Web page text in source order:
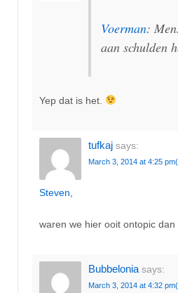
Voerman:
aan schulden
Yep dat is het.
tufkaj says:
March 3, 2014 at 4:25 pm
Steven,
waren we hier ooit ontopic dan
Bubbelonia says:
March 3, 2014 at 4:32 pm